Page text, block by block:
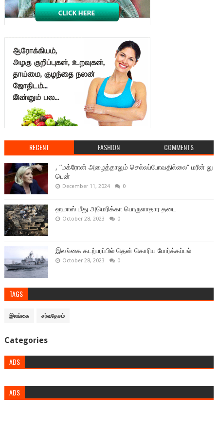
RECENT FASHION COMMENTS
, “மக்ரோன் அழைத்தாலும் செல்லப்போவதில்லை” மரீன் லு
பென்
December 11, 2024 0
ஹமாஸ் மீது அமெரிக்கா பொருளாதார தடை
October 28, 2023 0
இலங்கை கடற்பரப்பில் தென் கொரிய போர்க்கப்பல்
October 28, 2023 0
TAGS
இலங்கை சர்வதேசம்
Categories
ADS
ADS